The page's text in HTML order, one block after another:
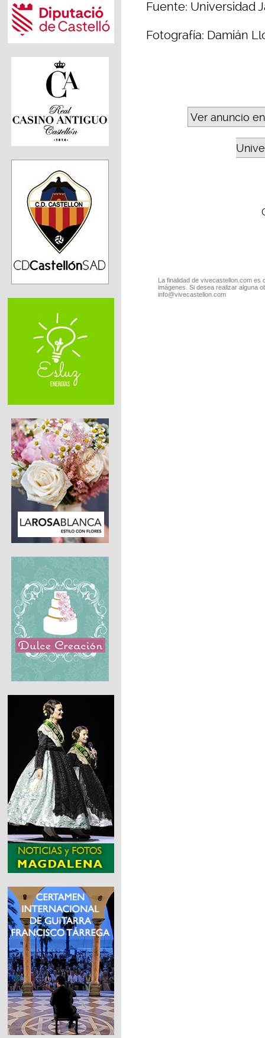
Fuente: Universidad
Fotografía: Damián
Ver anuncio
La finalidad de vivecastellon.com
imágenes. Si desea realizar alguna
info@vivecastellon.com